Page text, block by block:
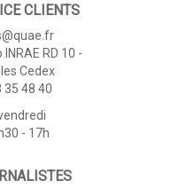
CLIENTS
RD 10 -
Cedex
35 48 40
- 17h